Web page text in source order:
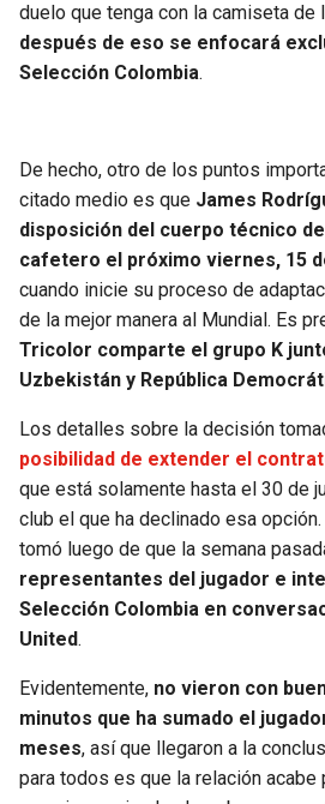
duelo que tenga con la camiseta de
después de eso se enfocará
Selección Colombia.
De hecho, otro de los puntos
citado medio es que James
disposición del cuerpo técnico
cafetero el próximo viernes, 15
cuando inicie su proceso de
de la mejor manera al Mundial. Es
Tricolor comparte el grupo K
Uzbekistán y República
Los detalles sobre la decisión
posibilidad de extender el
que está solamente hasta el 30 de
club el que ha declinado esa
tomó luego de que la semana
representantes del jugador e
Selección Colombia en
United.
Evidentemente, no vieron con
minutos que ha sumado el
meses, así que llegaron a la
para todos es que la relación acabe